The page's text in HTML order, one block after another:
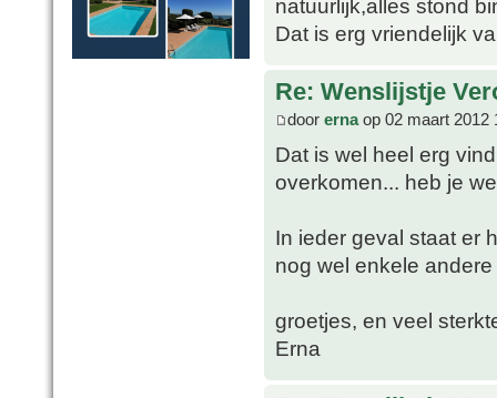
natuurlijk,alles stond
Dat is erg vriendelijk
Re: Wenslijstje
door ernaop 02 maart 2012
Dat is wel heel erg
overkomen... heb je
In ieder geval staat er
nog wel enkele
groetjes, en veel
Erna